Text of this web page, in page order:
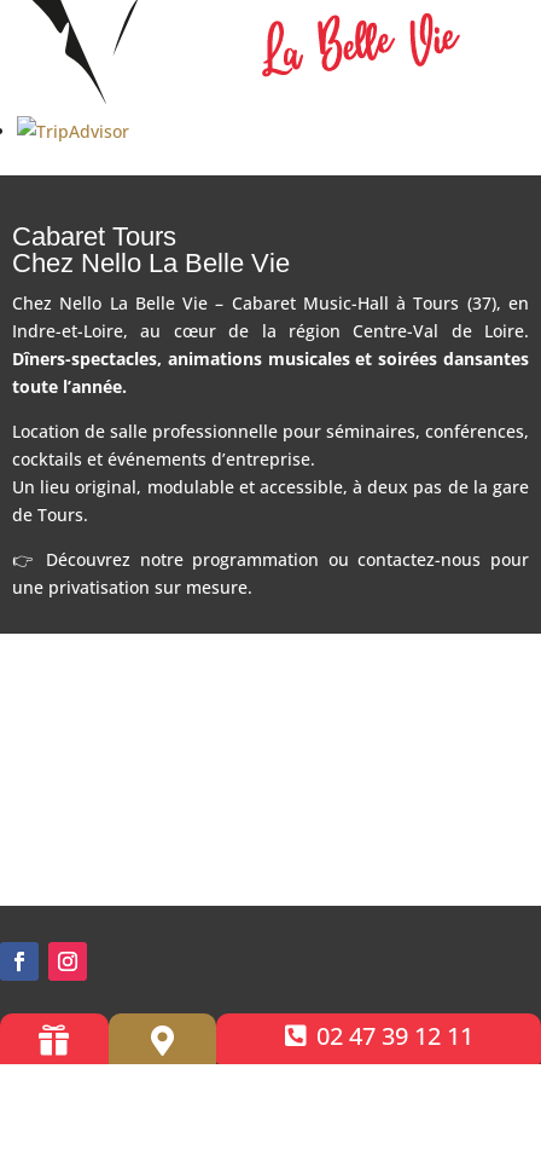
Cabaret Tours
Chez Nello La Belle Vie
Chez Nello La Belle Vie – Cabaret Music-Hall à Tours (37), en
Indre-et-Loire, au cœur de la région Centre-Val de Loire.
Dîners-spectacles, animations musicales et soirées dansantes
toute l’année.
Location de salle professionnelle pour séminaires, conférences,
cocktails et événements d’entreprise.
Un lieu original, modulable et accessible, à deux pas de la gare
de Tours.
👉 Découvrez notre programmation ou contactez-nous pour
une privatisation sur mesure.
Accessibilité PMR
  02 47 39 12 11